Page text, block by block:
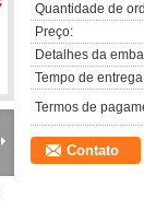
Quantidade de
Preço:
Detalhes da
Tempo de
Termos de
Contato